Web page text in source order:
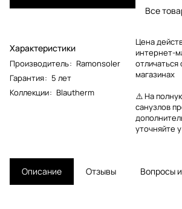
Характеристики
Производитель: Ramonsoler
Гарантия: 5 лет
Коллекции: Blautherm
Все
Цена
интернет-
магазинах
⚠️ На
санузлов
уточняйте
Описание Отзывы Вопросы